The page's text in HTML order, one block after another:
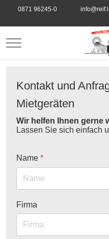
0871 96245-0
Mobile Menu Toggle
Kontakt und
Mietgeräten
Wir helfen Ihnen gerne
Lassen Sie sich einfach
Name *
Firma